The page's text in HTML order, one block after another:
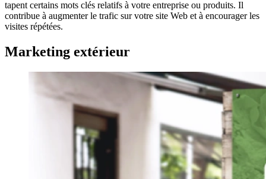
tapent certains mots clés relatifs à votre entreprise ou produits. Il
contribue à augmenter le trafic sur votre site Web et à encourager les
visites répétées.
Marketing extérieur